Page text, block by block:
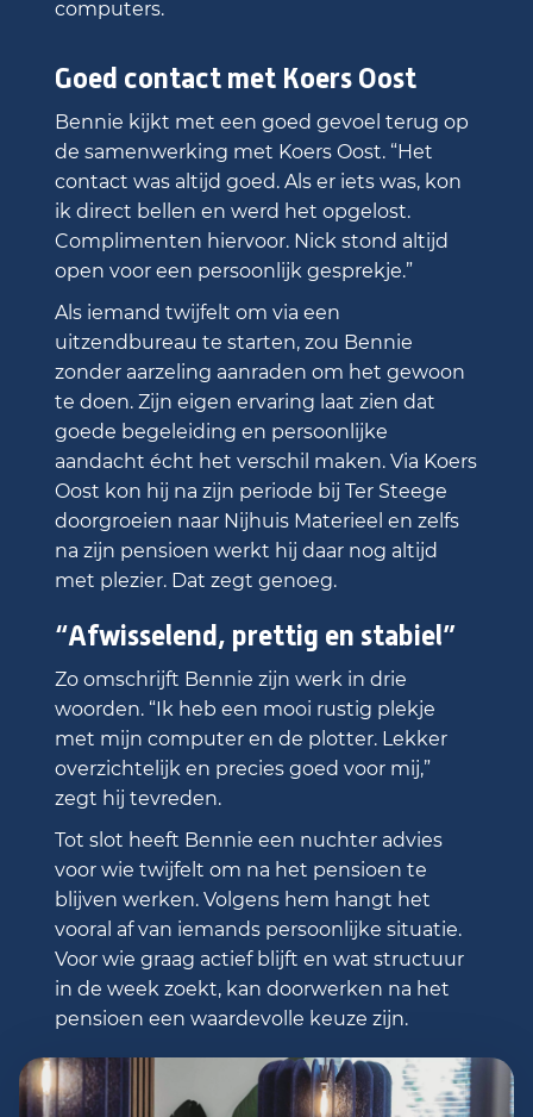
computers.
Goed contact met Koers Oost
Bennie kijkt met een goed gevoel terug op
de samenwerking met Koers Oost. “Het
contact was altijd goed. Als er iets was, kon
ik direct bellen en werd het opgelost.
Complimenten hiervoor. Nick stond altijd
open voor een persoonlijk gesprekje.”
Als iemand twijfelt om via een
uitzendbureau te starten, zou Bennie
zonder aarzeling aanraden om het gewoon
te doen. Zijn eigen ervaring laat zien dat
goede begeleiding en persoonlijke
aandacht écht het verschil maken. Via Koers
Oost kon hij na zijn periode bij Ter Steege
doorgroeien naar Nijhuis Materieel en zelfs
na zijn pensioen werkt hij daar nog altijd
met plezier. Dat zegt genoeg.
“Afwisselend, prettig en stabiel”
Zo omschrijft Bennie zijn werk in drie
woorden. “Ik heb een mooi rustig plekje
met mijn computer en de plotter. Lekker
overzichtelijk en precies goed voor mij,”
zegt hij tevreden.
Tot slot heeft Bennie een nuchter advies
voor wie twijfelt om na het pensioen te
blijven werken. Volgens hem hangt het
vooral af van iemands persoonlijke situatie.
Voor wie graag actief blijft en wat structuur
in de week zoekt, kan doorwerken na het
pensioen een waardevolle keuze zijn.